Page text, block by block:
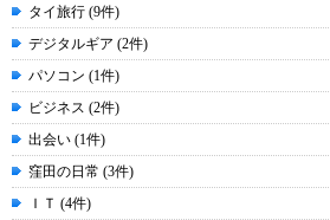
タイ旅行 (9件)
デジタルギア (2件)
パソコン (1件)
ビジネス (2件)
出会い (1件)
窪田の日常 (3件)
ＩＴ (4件)